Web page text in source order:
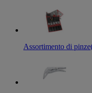
Assortimento di pinze